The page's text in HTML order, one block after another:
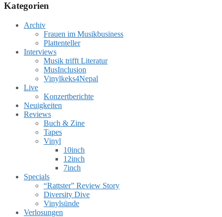
Kategorien
Archiv
Frauen im Musikbusiness
Plattenteller
Interviews
Musik trifft Literatur
MusInclusion
Vinylkeks4Nepal
Live
Konzertberichte
Neuigkeiten
Reviews
Buch & Zine
Tapes
Vinyl
10inch
12inch
7inch
Specials
“Rattster” Review Story
Diversity Dive
Vinylsünde
Verlosungen